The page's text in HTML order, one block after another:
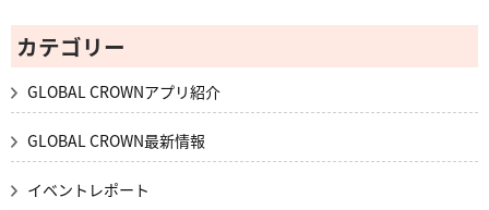
カテゴリー
GLOBAL CROWNアプリ紹介
GLOBAL CROWN最新情報
イベントレポート